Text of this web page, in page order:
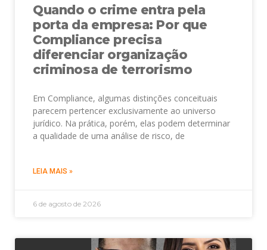
Quando o crime entra pela
porta da empresa: Por que
Compliance precisa
diferenciar organização
criminosa de terrorismo
Em Compliance, algumas distinções conceituais
parecem pertencer exclusivamente ao universo
jurídico. Na prática, porém, elas podem determinar
a qualidade de uma análise de risco, de
LEIA MAIS »
6 de agosto de 2026